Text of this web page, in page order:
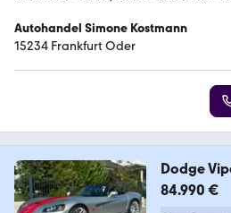
Autohandel Simone Kostmann
15234 Frankfurt Oder
Dodge
84.990 €